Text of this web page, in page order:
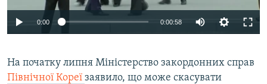
0:00 0:00:58
На початку липня Міністерство закордонних справ
Північної Кореї заявило, що може скасувати